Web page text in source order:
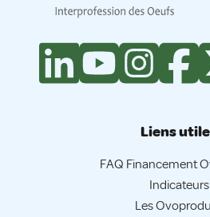
Liens
FAQ Financement
Indicateurs
Les